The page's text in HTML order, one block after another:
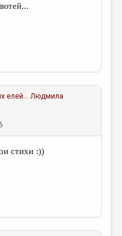
елей...
Людмила
стихи :))